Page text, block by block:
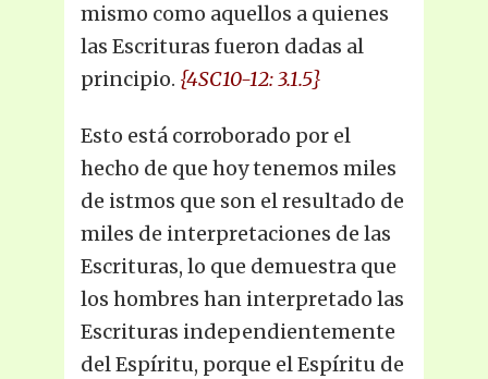
mismo como aquellos a quienes
las Escrituras fueron dadas al
principio. {4SC10-12: 3.1.5}
Esto está corroborado por el
hecho de que hoy tenemos miles
de istmos que son el resultado de
miles de interpretaciones de las
Escrituras, lo que demuestra que
los hombres han interpretado las
Escrituras independientemente
del Espíritu, porque el Espíritu de